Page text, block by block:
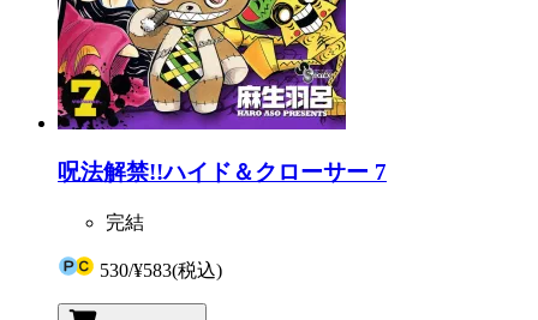
呪法解禁!!ハイド＆クローサー 7
完結
530/¥583(税込)